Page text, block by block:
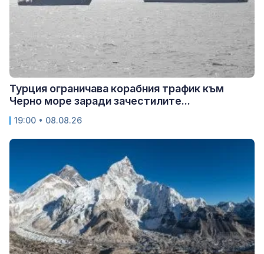
Турция ограничава корабния трафик към
Черно море заради зачестилите...
19:00 • 08.08.26